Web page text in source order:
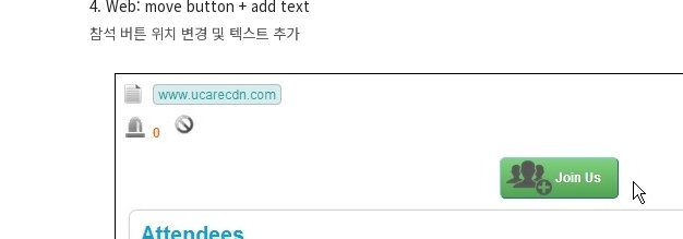
4. Web: move button + add text
참석 버튼 위치 변경 및 텍스트 추가